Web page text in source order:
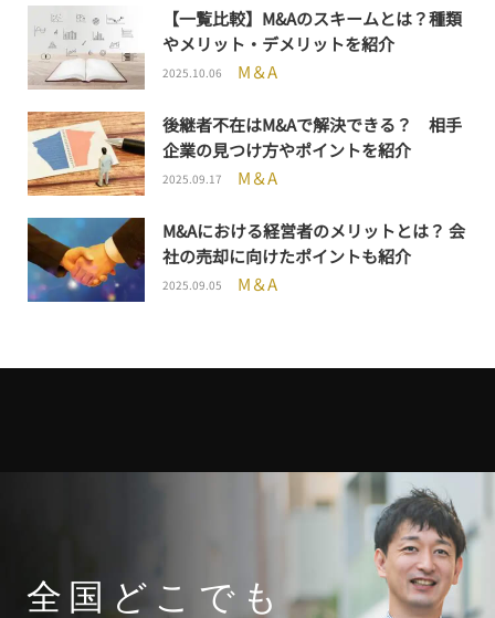
【一覧比較】M&Aのスキームとは？種類
やメリット・デメリットを紹介
2025.10.06 M＆A
後継者不在はM&Aで解決できる？ 相手
企業の見つけ方やポイントを紹介
2025.09.17 M＆A
M&Aにおける経営者のメリットとは？ 会
社の売却に向けたポイントも紹介
2025.09.05 M＆A
全国どこでも